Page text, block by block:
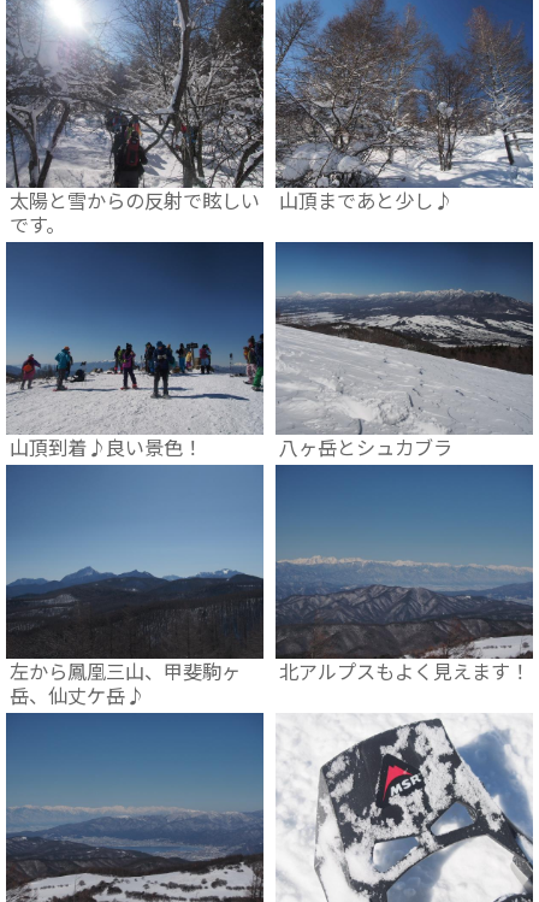
太陽と雪からの反射で眩しい
です。
山頂まであと少し♪
山頂到着♪良い景色！ 八ヶ岳とシュカブラ
左から鳳凰三山、甲斐駒ヶ
岳、仙丈ケ岳♪
北アルプスもよく見えます！